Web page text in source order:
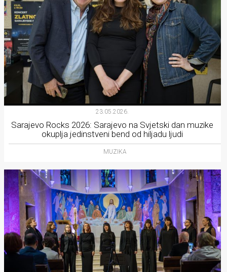
23.05.2026.
Sarajevo Rocks 2026: Sarajevo na Svjetski dan muzike
okuplja jedinstveni bend od hiljadu ljudi
MUZIKA